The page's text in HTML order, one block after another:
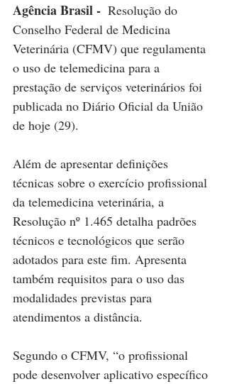
Agência Brasil - Resolução do
Conselho Federal de Medicina
Veterinária (CFMV) que regulamenta
o uso de telemedicina para a
prestação de serviços veterinários foi
publicada no Diário Oficial da União
de hoje (29).
Além de apresentar definições
técnicas sobre o exercício profissional
da telemedicina veterinária, a
Resolução nº 1.465 detalha padrões
técnicos e tecnológicos que serão
adotados para este fim. Apresenta
também requisitos para o uso das
modalidades previstas para
atendimentos a distância.
Segundo o CFMV, “o profissional
pode desenvolver aplicativo específico